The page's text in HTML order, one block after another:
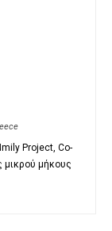
Project, Co-
μικρού μήκους